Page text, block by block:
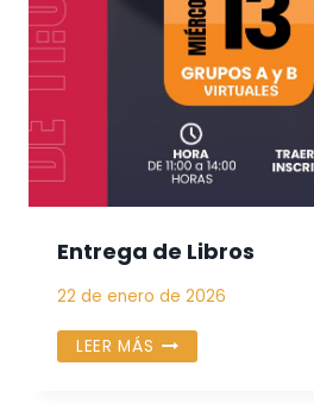
Entrega de Libros
22 de enero de 2026
LEER MÁS ENTREGA
DE